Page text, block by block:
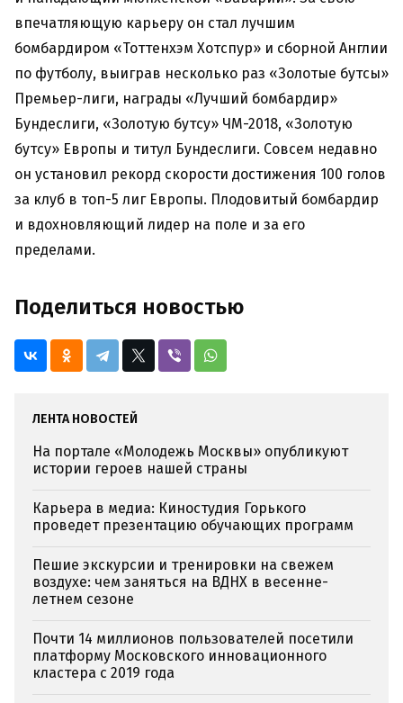
впечатляющую карьеру он стал лучшим
бомбардиром «Тоттенхэм Хотспур» и сборной Англии
по футболу, выиграв несколько раз «Золотые бутсы»
Премьер-лиги, награды «Лучший бомбардир»
Бундеслиги, «Золотую бутсу» ЧМ-2018, «Золотую
бутсу» Европы и титул Бундеслиги. Совсем недавно
он установил рекорд скорости достижения 100 голов
за клуб в топ-5 лиг Европы. Плодовитый бомбардир
и вдохновляющий лидер на поле и за его
пределами.
Поделиться новостью
ЛЕНТА НОВОСТЕЙ
На портале «Молодежь Москвы» опубликуют
истории героев нашей страны
Карьера в медиа: Киностудия Горького
проведет презентацию обучающих программ
Пешие экскурсии и тренировки на свежем
воздухе: чем заняться на ВДНХ в весенне-
летнем сезоне
Почти 14 миллионов пользователей посетили
платформу Московского инновационного
кластера с 2019 года